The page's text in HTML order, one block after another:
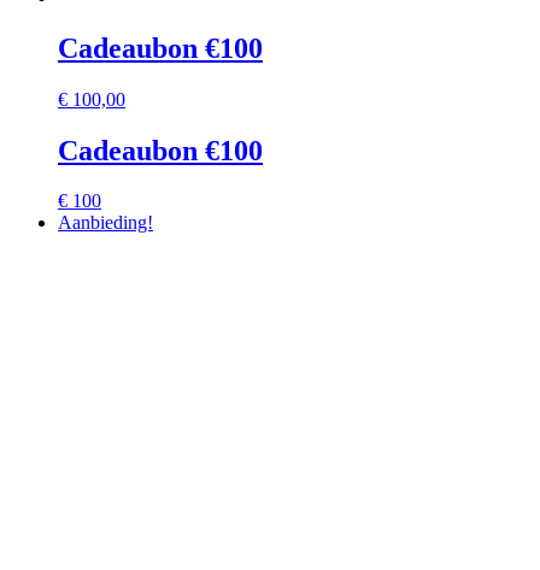
Cadeaubon €100
€ 100,00
Cadeaubon €100
€ 100
Aanbieding!